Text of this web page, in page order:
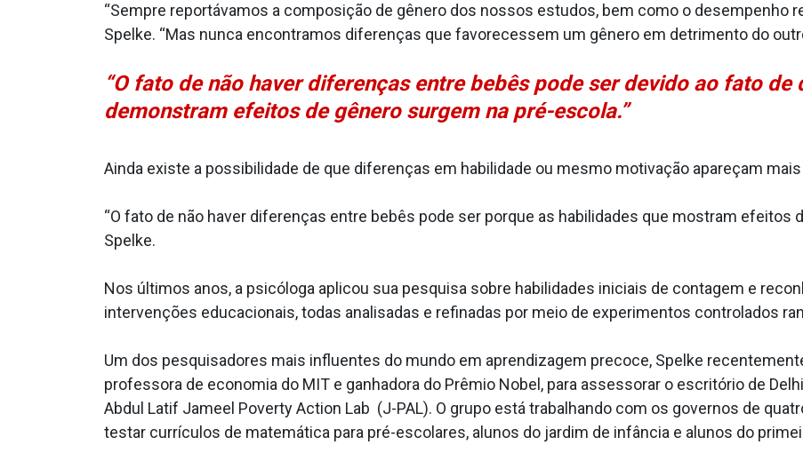
“Sempre reportávamos a composição de gênero dos nossos estudos, bem como o desempenho
Spelke. “Mas nunca encontramos diferenças que favorecessem um gênero em detrimento do
“O fato de não haver diferenças entre bebês pode ser devido ao fato de
demonstram efeitos de gênero surgem na pré-escola.”
Ainda existe a possibilidade de que diferenças em habilidade ou mesmo motivação apareçam
“O fato de não haver diferenças entre bebês pode ser porque as habilidades que mostram efeitos
Spelke.
Nos últimos anos, a psicóloga aplicou sua pesquisa sobre habilidades iniciais de contagem e
intervenções educacionais, todas analisadas e refinadas por meio de experimentos controlados
Um dos pesquisadores mais influentes do mundo em aprendizagem precoce, Spelke
professora de economia do MIT e ganhadora do Prêmio Nobel, para assessorar o escritório de
Abdul Latif Jameel Poverty Action Lab (J-PAL). O grupo está trabalhando com os governos de
testar currículos de matemática para pré-escolares, alunos do jardim de infância e alunos do